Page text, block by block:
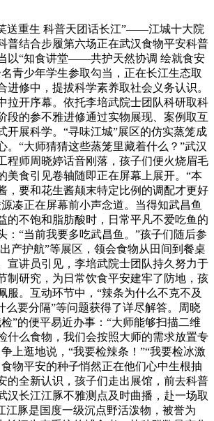
重生 科普天团话长江”——江城十大院
普结合步履第六场正在武汉食物平安科普
以“知食讲堂——共护天然协调 绘就食安
青少年学生参取勾当，正在长江生态取
进修中，提拔科学素养取社会义务认识。
拉开序幕。依托李培武院士团队科研取科
段的参不雅进修通过实物展现、案例取互
开展科学。“寻味江城”展区的仿实蒸笼成
。“大师猜猜这些蒸笼里藏着什么？”武汉
程师周晓婷话音刚落，孩子们便火烧眉毛
美食引见卷轴随即正在屏幕上展开。“本
，要和花生酱颠末特定比例的调配才更好
凑正在屏幕前小声念道。当得知武昌鱼
的不饱和脂肪酸时，日常平凡不爱吃鱼的
：“当前我要多吃武昌鱼。”孩子们随后参
产护航”等展区，领会食物从田间到餐桌
宣讲员引见，李培武院士团队持久努力于
制研究，为日常饮食平安建牢了防地，孩
服。互动环节中，“辣条为什么不克不及
么要分隔”等问题获得了详尽解答。周晓
”的便平易近办事：“大师能够扫描二维
什么食物，我们会按照大师的需求放置专
上逛地说，“我要检辣条！”“我要检冰激
物平安的种子悄然正在他们心中生根抽
的全新认识，孩子们走出展馆，前去科普
汉长江江豚不雅测点及时曲播，赴一场取
江豚是国度一级沉点野活泼物，被誉为